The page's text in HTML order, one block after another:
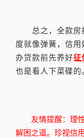
总之，全款房
度就像弹簧，信
办贷款前先养好征
也是看人下菜碟的。
友情提醒：理
解困之道。珍视信